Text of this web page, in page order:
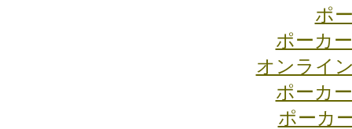
ポ
ポーカ
オンライ
ポーカ
ポーカ